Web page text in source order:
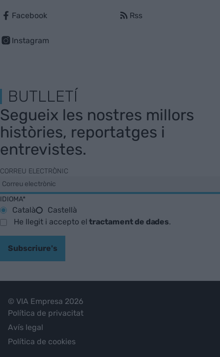
Facebook
Instagram
Rss
BUTLLETÍ
Segueix les nostres millors
històries, reportatges i
entrevistes.
CORREU ELECTRÒNIC
IDIOMA*
Català
Castellà
He llegit i accepto eltractament de dades.
Subscriure's
© VIA Empresa 2026
Política de privacitat
Avís legal
Política de cookies